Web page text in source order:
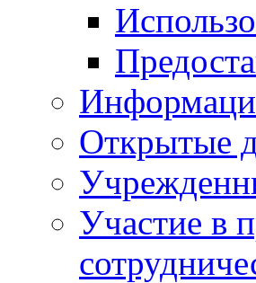
Открытые
Участие в